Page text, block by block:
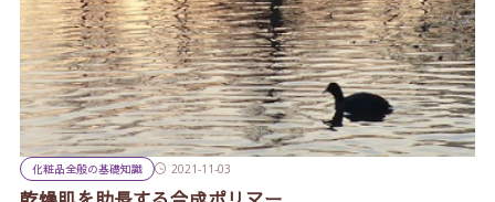
化粧品全般の基礎知識 2021-11-03